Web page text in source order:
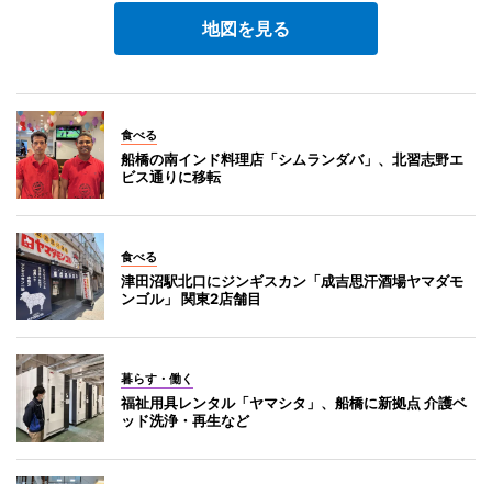
地図を見る
食べる
船橋の南インド料理店「シムランダバ」、北習志野エ
ビス通りに移転
食べる
津田沼駅北口にジンギスカン「成吉思汗酒場ヤマダモ
ンゴル」 関東2店舗目
暮らす・働く
福祉用具レンタル「ヤマシタ」、船橋に新拠点 介護ベ
ッド洗浄・再生など